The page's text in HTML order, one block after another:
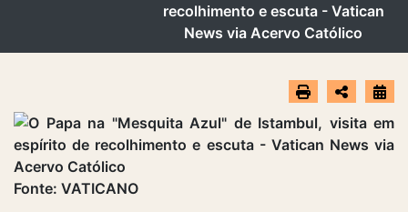
recolhimento e escuta - Vatican
News via Acervo Católico
Fonte: VATICANO